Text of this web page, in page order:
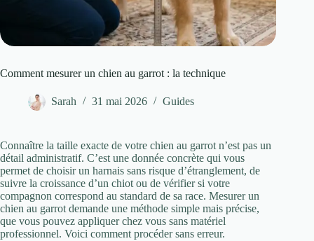
Comment mesurer un chien au garrot : la technique
Sarah 31 mai 2026 Guides
Connaître la taille exacte de votre chien au garrot n’est pas un
détail administratif. C’est une donnée concrète qui vous
permet de choisir un harnais sans risque d’étranglement, de
suivre la croissance d’un chiot ou de vérifier si votre
compagnon correspond au standard de sa race. Mesurer un
chien au garrot demande une méthode simple mais précise,
que vous pouvez appliquer chez vous sans matériel
professionnel. Voici comment procéder sans erreur.